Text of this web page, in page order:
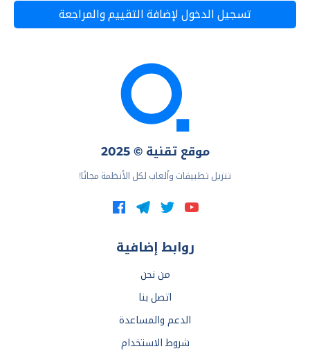
تسجيل الدخول لإضافة التقييم والمراجعة
موقع تقنية © 2025
تنزيل تطبيقات وألعاب لكل الأنظمة مجانًا!
روابط إضافية
من نحن
اتصل بنا
الدعم والمساعدة
شروط الاستخدام